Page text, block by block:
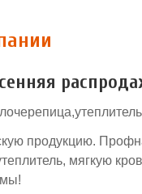
продукцию.
мягкую